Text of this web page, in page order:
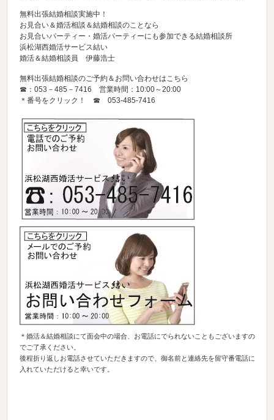
無料出張結婚相談実施中！
お見合い＆婚活相談＆結婚相談のことなら
お見合いパーティー・婚活パーティーにも参加できる結婚相談所
浜松湖西婚活サービス結い
婚活＆結婚相談員 伊藤浩士
無料出張結婚相談のご予約＆お問い合わせはこちら
☎：053－485－7416 営業時間：10:00～20:00
＊番号をクリック！ ☎053-485-7416
＊婚活＆結婚相談にて面会中の場合、お電話にでられないこともございますの
でご了承ください。
後程折り返しお電話させていただきますので、御名前と連絡先を留守番電話に
入れていただけると幸いです。